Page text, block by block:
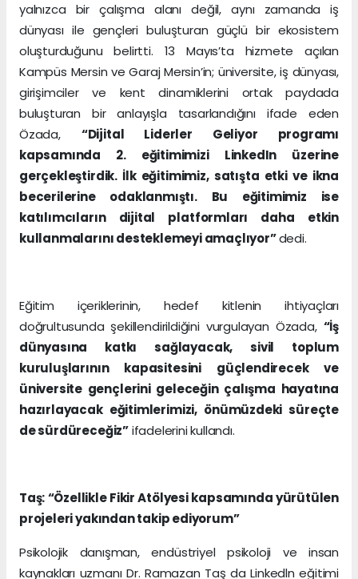
yalnızca bir çalışma alanı değil, aynı zamanda iş
dünyası ile gençleri buluşturan güçlü bir ekosistem
oluşturduğunu belirtti. 13 Mayıs’ta hizmete açılan
Kampüs Mersin ve Garaj Mersin’in; üniversite, iş dünyası,
girişimciler ve kent dinamiklerini ortak paydada
buluşturan bir anlayışla tasarlandığını ifade eden
Özada, “Dijital Liderler Geliyor programı
kapsamında 2. eğitimimizi LinkedIn üzerine
gerçekleştirdik. İlk eğitimimiz, satışta etki ve ikna
becerilerine odaklanmıştı. Bu eğitimimiz ise
katılımcıların dijital platformları daha etkin
kullanmalarını desteklemeyi amaçlıyor”dedi.
Eğitim içeriklerinin, hedef kitlenin ihtiyaçları
doğrultusunda şekillendirildiğini vurgulayan Özada, “İş
dünyasına katkı sağlayacak, sivil toplum
kuruluşlarının kapasitesini güçlendirecek ve
üniversite gençlerini geleceğin çalışma hayatına
hazırlayacak eğitimlerimizi, önümüzdeki süreçte
de sürdüreceğiz”ifadelerini kullandı.
Taş: “Özellikle Fikir Atölyesi kapsamında yürütülen
projeleri yakından takip ediyorum”
Psikolojik danışman, endüstriyel psikoloji ve insan
kaynakları uzmanı Dr. Ramazan Taş da Linkedln eğitimi